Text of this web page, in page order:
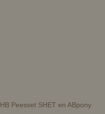
HB Peesset SHET en ABpony